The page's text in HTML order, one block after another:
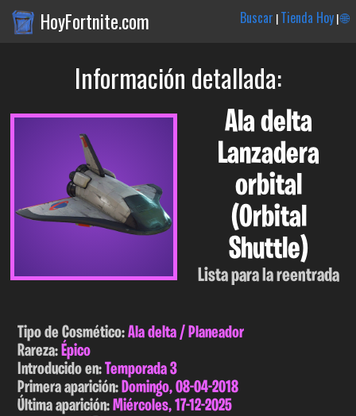
HoyFortnite.com Buscar |Tienda Hoy|🌐
Información detallada:
Ala delta
Lanzadera
orbital
(Orbital
Shuttle)
Lista para la reentrada
Tipo de Cosmético:Ala delta / Planeador
Rareza:Épico
Introducido en:Temporada 3
Primera aparición:Domingo, 08-04-2018
Última aparición:Miércoles, 17-12-2025